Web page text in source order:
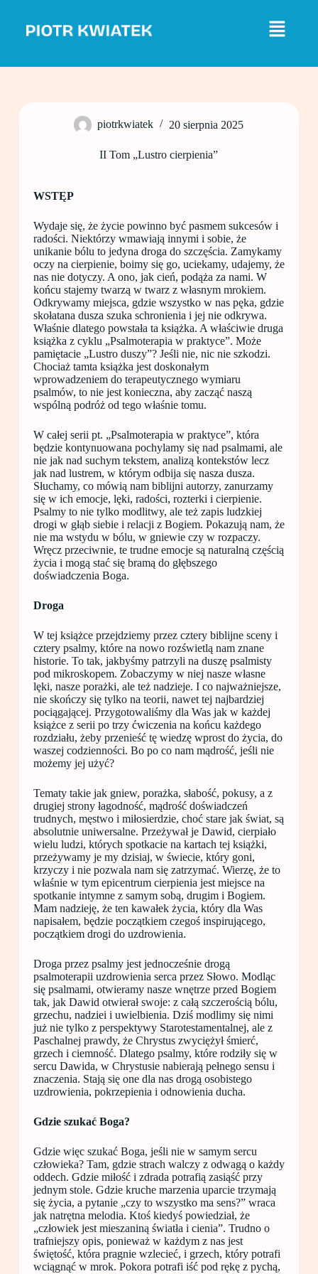
j
piotrkwiatek 20 sierpnia 2025
II Tom „Lustro cierpienia”
WSTĘP
Wydaje się, że życie powinno być pasmem sukcesów i
radości. Niektórzy wmawiają innymi i sobie, że
unikanie bólu to jedyna droga do szczęścia. Zamykamy
oczy na cierpienie, boimy się go, uciekamy, udajemy, że
nas nie dotyczy. A ono, jak cień, podąża za nami. W
końcu stajemy twarzą w twarz z własnym mrokiem.
Odkrywamy miejsca, gdzie wszystko w nas pęka, gdzie
skołatana dusza szuka schronienia i jej nie odkrywa.
Właśnie dlatego powstała ta książka. A właściwie druga
książka z cyklu „Psalmoterapia w praktyce”. Może
pamiętacie „Lustro duszy”? Jeśli nie, nic nie szkodzi.
Chociaż tamta książka jest doskonałym
wprowadzeniem do terapeutycznego wymiaru
psalmów, to nie jest konieczna, aby zacząć naszą
wspólną podróż od tego właśnie tomu.
W całej serii pt. „Psalmoterapia w praktyce”, która
będzie kontynuowana pochylamy się nad psalmami, ale
nie jak nad suchym tekstem, analizą kontekstów lecz
jak nad lustrem, w którym odbija się nasza dusza.
Słuchamy, co mówią nam biblijni autorzy, zanurzamy
się w ich emocje, lęki, radości, rozterki i cierpienie.
Psalmy to nie tylko modlitwy, ale też zapis ludzkiej
drogi w głąb siebie i relacji z Bogiem. Pokazują nam, że
nie ma wstydu w bólu, w gniewie czy w rozpaczy.
Wręcz przeciwnie, te trudne emocje są naturalną częścią
życia i mogą stać się bramą do głębszego
doświadczenia Boga.
Droga
W tej książce przejdziemy przez cztery biblijne sceny i
cztery psalmy, które na nowo rozświetlą nam znane
historie. To tak, jakbyśmy patrzyli na duszę psalmisty
pod mikroskopem. Zobaczymy w niej nasze własne
lęki, nasze porażki, ale też nadzieje. I co najważniejsze,
nie skończy się tylko na teorii, nawet tej najbardziej
pociągającej. Przygotowaliśmy dla Was jak w każdej
książce z serii po trzy ćwiczenia na końcu każdego
rozdziału, żeby przenieść tę wiedzę wprost do życia, do
waszej codzienności. Bo po co nam mądrość, jeśli nie
możemy jej użyć?
Tematy takie jak gniew, porażka, słabość, pokusy, a z
drugiej strony łagodność, mądrość doświadczeń
trudnych, męstwo i miłosierdzie, choć stare jak świat, są
absolutnie uniwersalne. Przeżywał je Dawid, cierpiało
wielu ludzi, których spotkacie na kartach tej książki,
przeżywamy je my dzisiaj, w świecie, który goni,
krzyczy i nie pozwala nam się zatrzymać. Wierzę, że to
właśnie w tym epicentrum cierpienia jest miejsce na
spotkanie intymne z samym sobą, drugim i Bogiem.
Mam nadzieję, że ten kawałek życia, który dla Was
napisałem, będzie początkiem czegoś inspirującego,
początkiem drogi do uzdrowienia.
Droga przez psalmy jest jednocześnie drogą
psalmoterapii uzdrowienia serca przez Słowo. Modląc
się psalmami, otwieramy nasze wnętrze przed Bogiem
tak, jak Dawid otwierał swoje: z całą szczerością bólu,
grzechu, nadziei i uwielbienia. Dziś modlimy się nimi
już nie tylko z perspektywy Starotestamentalnej, ale z
Paschalnej prawdy, że Chrystus zwyciężył śmierć,
grzech i ciemność. Dlatego psalmy, które rodziły się w
sercu Dawida, w Chrystusie nabierają pełnego sensu i
znaczenia. Stają się one dla nas drogą osobistego
uzdrowienia, pokrzepienia i odnowienia ducha.
Gdzie szukać Boga?
Gdzie więc szukać Boga, jeśli nie w samym sercu
człowieka? Tam, gdzie strach walczy z odwagą o każdy
oddech. Gdzie miłość i zdrada potrafią zasiąść przy
jednym stole. Gdzie kruche marzenia uparcie trzymają
się życia, a pytanie „czy to wszystko ma sens?” wraca
jak natrętna melodia. Ktoś kiedyś powiedział, że
„człowiek jest mieszaniną światła i cienia”. Trudno o
trafniejszy opis, ponieważ w każdym z nas jest
świętość, która pragnie wzlecieć, i grzech, który potrafi
wciągnąć w mrok. Pokora potrafi iść pod rękę z pychą,